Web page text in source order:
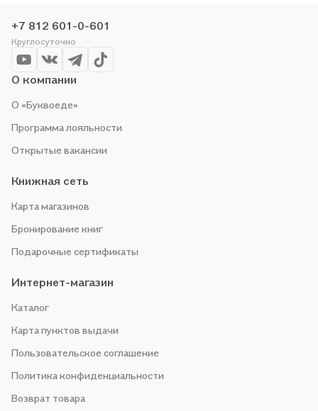
чтобы не упустить выгоду!
+7 812 601-0-601
Круглосуточно
О компании
О «Буквоеде»
Программа лояльности
Открытые вакансии
Книжная сеть
Карта магазинов
Бронирование книг
Подарочные сертификаты
Интернет-магазин
Каталог
Карта пунктов выдачи
Пользовательское соглашение
Политика конфиденциальности
Возврат товара